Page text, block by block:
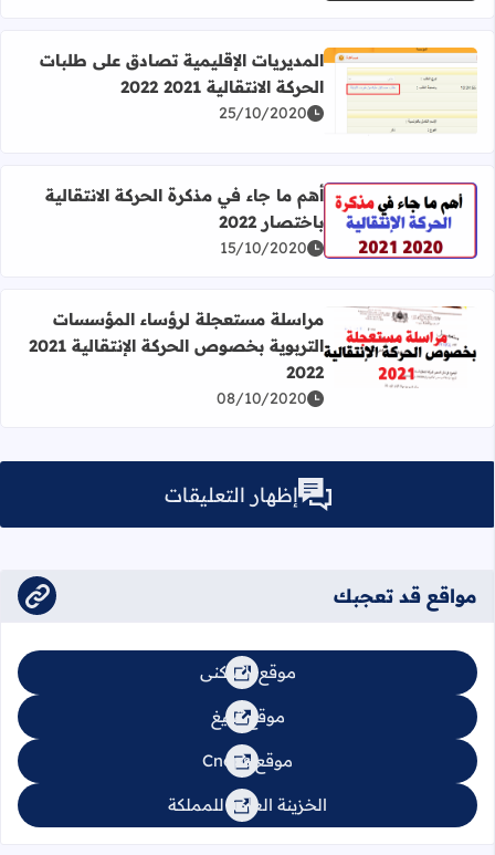
اقرأ المزيد عن المديريات الإقليمية تصادق على طلبات الحركة
المديريات الإقليمية تصادق على طلبات
الحركة الانتقالية 2021 2022
25/10/2020
اقرأ المزيد عن أهم ما جاء في مذكرة الحركة الانتقالية باختصار
أهم ما جاء في مذكرة الحركة الانتقالية
باختصار 2022
15/10/2020
اقرأ المزيد عن مراسلة مستعجلة لرؤساء المؤسسات التربوية
مراسلة مستعجلة لرؤساء المؤسسات
التربوية بخصوص الحركة الإنتقالية 2021
2022
08/10/2020
إظهار التعليقات
مواقع قد تعجبك
موقع السكنى
موقع تبليغ
موقع Cnops
الخزينة العامة للمملكة